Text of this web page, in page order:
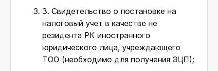
3. Свидетельство о постановке на
налоговый учет в качестве не
резидента РК иностранного
юридического лица, учреждающего
ТОО (необходимо для получения ЭЦП);